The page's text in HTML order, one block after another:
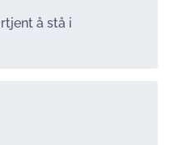
å stå i